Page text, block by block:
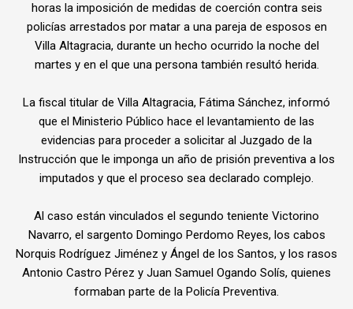
horas la imposición de medidas de coerción contra seis
policías arrestados por matar a una pareja de esposos en
Villa Altagracia, durante un hecho ocurrido la noche del
martes y en el que una persona también resultó herida.
La fiscal titular de Villa Altagracia, Fátima Sánchez, informó
que el Ministerio Público hace el levantamiento de las
evidencias para proceder a solicitar al Juzgado de la
Instrucción que le imponga un año de prisión preventiva a los
imputados y que el proceso sea declarado complejo.
Al caso están vinculados el segundo teniente Victorino
Navarro, el sargento Domingo Perdomo Reyes, los cabos
Norquis Rodríguez Jiménez y Ángel de los Santos, y los rasos
Antonio Castro Pérez y Juan Samuel Ogando Solís, quienes
formaban parte de la Policía Preventiva.